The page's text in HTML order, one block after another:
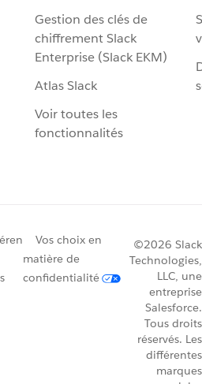
Gestion des clés de
chiffrement Slack
Enterprise (Slack EKM)
Atlas Slack
Voir toutes les
fonctionnalités
Vos choix en
matière de
confidentialité
©2026 Slack
Technologies,
LLC, une
entreprise
Salesforce.
Tous droits
réservés. Les
différentes
marques